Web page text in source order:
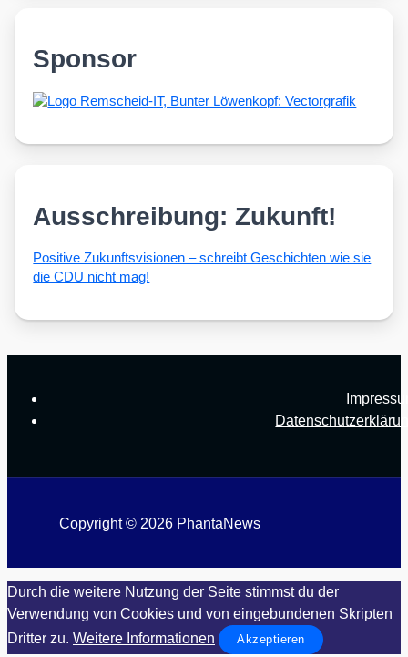
Sponsor
Ausschreibung: Zukunft!
Posi­ti­ve Zukunfts­vi­sio­nen – schreibt Geschich­ten wie sie
die CDU nicht mag!
Copyright © 2026 PhantaNews
Durch die weitere Nutzung der Seite stimmst du der
Verwendung von Cookies und von eingebundenen Skripten
Dritter zu. Weitere Informationen Akzeptieren